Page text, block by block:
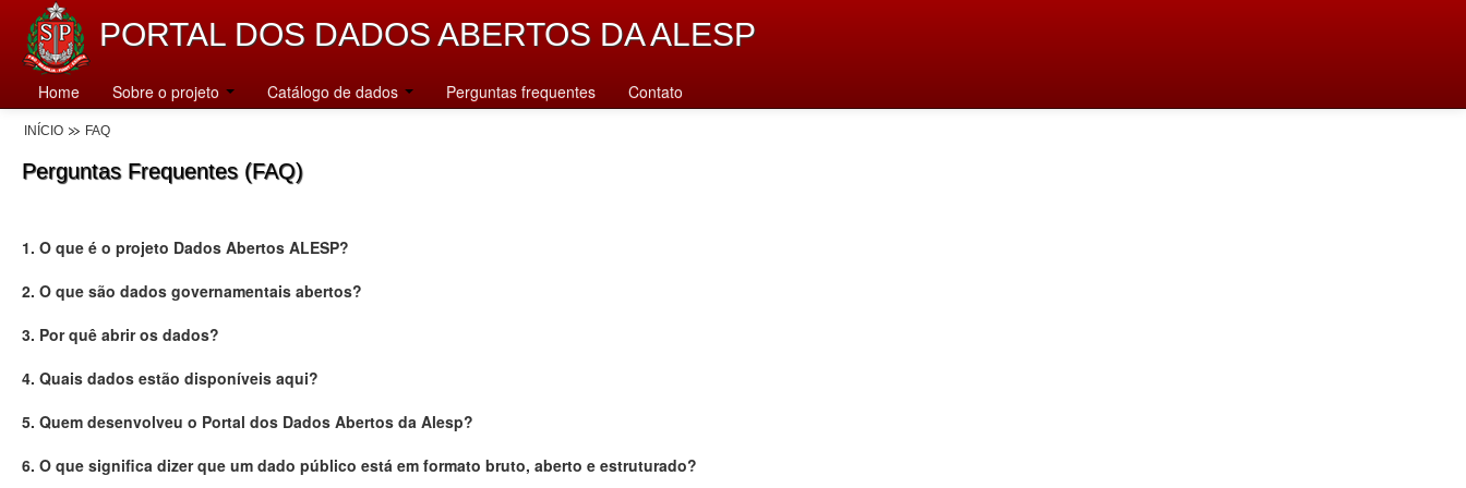
PORTAL DOS DADOS ABERTOS DA ALESP
Home Sobre o projeto Catálogo de dados Perguntas frequentes Contato
INÍCIO FAQ
Perguntas Frequentes (FAQ)
1. O que é o projeto Dados Abertos ALESP?
2. O que são dados governamentais abertos?
3. Por quê abrir os dados?
4. Quais dados estão disponíveis aqui?
5. Quem desenvolveu o Portal dos Dados Abertos da Alesp?
6. O que significa dizer que um dado público está em formato bruto, aberto e estruturado?